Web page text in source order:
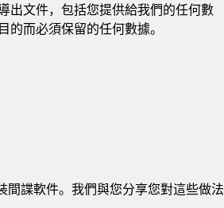
出文件，包括您提供給我們的任何數
而必須保留的任何數據。
諜軟件。我們與您分享您對這些做法